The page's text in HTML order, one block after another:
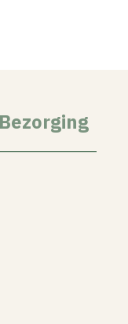
Bezorging